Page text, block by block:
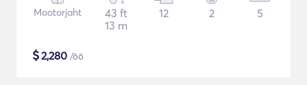
Mootorjaht
43 ft
13 m
12 2 5
$2,280 /öö